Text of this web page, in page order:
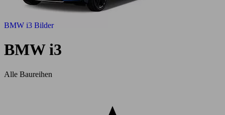
BMW i3 Bilder
BMW i3
Alle Baureihen